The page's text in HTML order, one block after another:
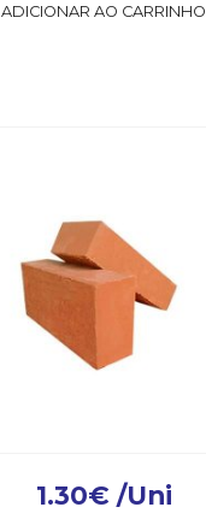
ADICIONAR AO CARRINHO
1.30€ /Uni